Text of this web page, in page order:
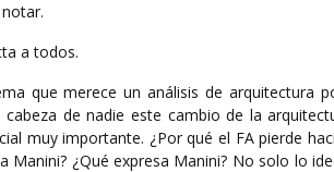
a todos.
que merece un análisis de arquitectura
de nadie este cambio de la
muy importante. ¿Por qué el FA pierde
Manini? ¿Qué expresa Manini? No solo lo